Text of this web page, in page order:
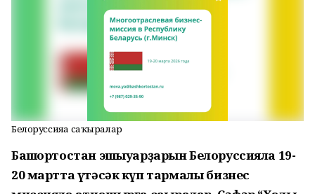
Белоруссияға саҡыралар
Башҡортостан эшҡыуарҙарын Белоруссияла 19-
20 мартта үтәсәк күп тармаҡлы бизнес